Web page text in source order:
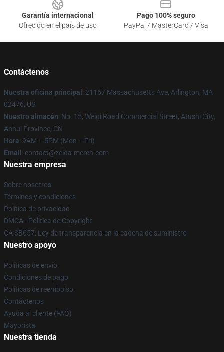
Garantía internacional
Ofrecido en el país de uso
Pago 100% seguro
PayPal / MasterCard / Visa
Contáctenos
Nuestra oficina principal : 21167 Massachusetts Ave, Arlington, MA
02476, US
Nuestro almacén: No. 15, Weiqi Road Commercial Street, Atushi City,
Anhui Province, CN
Hora: 9AM – 5PM (Mon – Fri)
Email : contact@zelda-merch.com
Nuestra empresa
Sobre nosotros
Términos y condiciones
Política de privacidad
DMCA - Política de Copyright
CA SB657: Ley de transparencia en la cadena de suministro
Nuestro apoyo
Políticas de envío
Condiciones de pago
Políticas de reembolso
Contáctenos
Ayuda al cliente (FAQ)
Mayorista
Nuestra tienda